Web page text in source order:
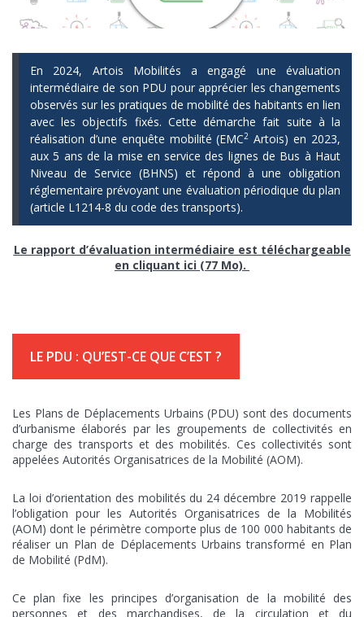
En 2024, Artois Mobilités a engagé une évaluation
intermédiaire de son PDU pour apprécier les changements
observés sur les pratiques de mobilité des habitants en lien
avec les objectifs fixés. Cette démarche fait suite à la
réalisation d’une enquête mobilité (EMC2 Artois) en 2023,
aux 5 ans de la mise en service des lignes de Bus à Haut
Niveau de Service (BHNS) et répond à une obligation
réglementaire prévoyant une évaluation périodique du plan
(article L1214-8 du code des transports).
Le rapport d’évaluation intermédiaire est téléchargeable
en cliquant ici (77 Mo).
LE PDU : QU’EST-CE QUE C’EST ?
Les Plans de Déplacements Urbains (PDU) sont des documents
d’urbanisme élaborés par les groupements de collectivités en
charge des transports et des mobilités. Ces collectivités sont
appelées Autorités Organisatrices de la Mobilité (AOM).
La loi d’orientation des mobilités du 24 décembre 2019 rappelle
l’obligation pour les Autorités Organisatrices de la Mobilités
(AOM) dont le périmètre comporte plus de 100 000 habitants de
réaliser un Plan de Déplacements Urbains transformé en Plan
de Mobilité (PdM).
Ce plan fixe les principes d’organisation de la mobilité des
personnes et des marchandises, de la circulation et du